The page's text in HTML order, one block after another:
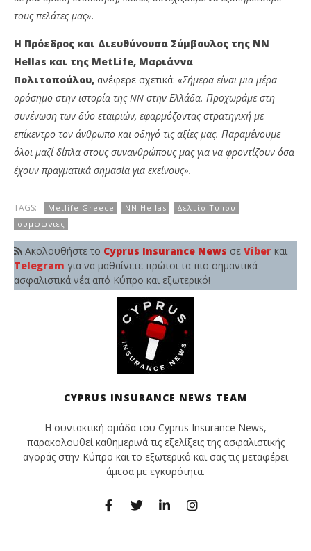
τους πελάτες μας».
Η Πρόεδρος και Διευθύνουσα Σύμβουλος της NN
Hellas και της MetLife, Μαριάννα
Πολιτοπούλου, ανέφερε σχετικά: «Σήμερα είναι μια μέρα
ορόσημο στην ιστορία της NN στην Ελλάδα. Προχωράμε στη
συνένωση των δύο εταιριών, εφαρμόζοντας στρατηγική με
επίκεντρο τον άνθρωπο και οδηγό τις αξίες μας. Παραμένουμε
όλοι μαζί δίπλα στους συνανθρώπους μας για να φροντίζουν όσα
έχουν πραγματικά σημασία για εκείνους».
TAGS: Metlife Greece NN Hellas
Δελτίο Τύπου
συμφωνιες
Ακολουθήστε το Cyprus Insurance News σε Viber και
Telegram για να μαθαίνετε πρώτοι τα πιο σημαντικά
ασφαλιστικά νέα από Κύπρο και εξωτερικό!
CYPRUS INSURANCE NEWS TEAM
Η συντακτική ομάδα του Cyprus Insurance News,
παρακολουθεί καθημερινά τις εξελίξεις της ασφαλιστικής
αγοράς στην Κύπρο και το εξωτερικό και σας τις μεταφέρει
άμεσα με εγκυρότητα.